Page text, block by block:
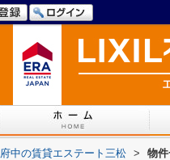
府中の賃貸エステート三松 > 物